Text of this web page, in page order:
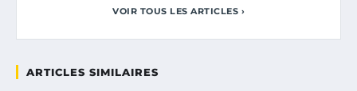
VOIR TOUS LES ARTICLES ›
ARTICLES SIMILAIRES